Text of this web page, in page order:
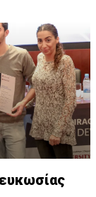
δέσμευση
με την
Προεδρικό, ο
ανέφερε
που
είναι οι
το
προνοίας,
το